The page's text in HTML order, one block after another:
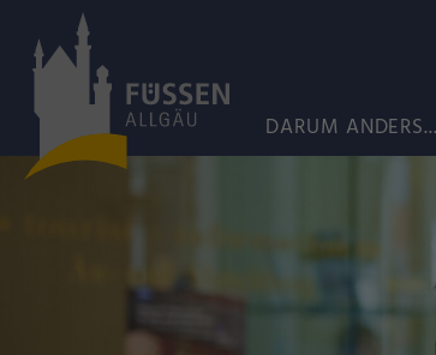
DARUM ANDERS...